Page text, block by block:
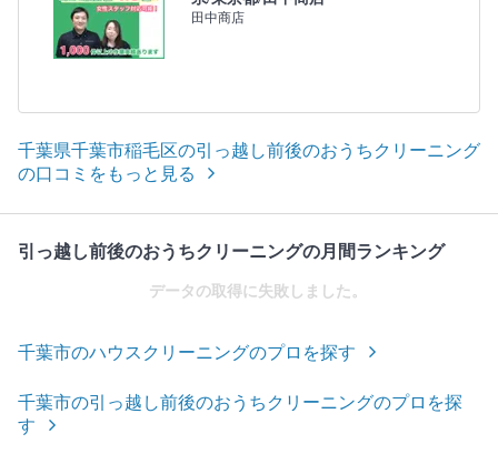
田中商店
千葉県千葉市稲毛区の引っ越し前後のおうちクリーニング
の口コミをもっと見る
引っ越し前後のおうちクリーニングの月間ランキング
データの取得に失敗しました。
千葉市のハウスクリーニングのプロを探す
千葉市の引っ越し前後のおうちクリーニングのプロを探
す